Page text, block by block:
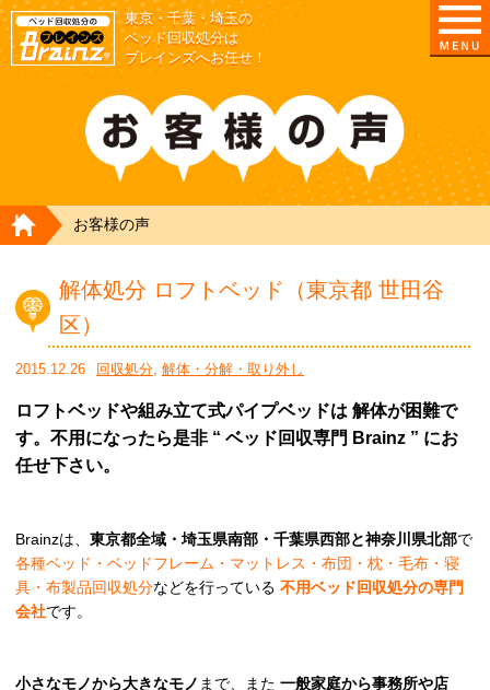
東京・千葉・埼玉の
ベッド回収処分は
ブレインズへお任せ！
HOME
お客様の声
解体処分 ロフトベッド（東京都 世田谷
区）
2015.12.26 回収処分, 解体・分解・取り外し
ロフトベッドや組み立て式パイプベッドは 解体が困難で
す。不用になったら是非 “ ベッド回収専門 Brainz ” にお
任せ下さい。
Brainzは、 東京都全域・埼玉県南部・千葉県西部と神奈川県北部で
各種ベッド・ベッドフレーム・マットレス・布団・枕・毛布・寝
具・布製品回収処分などを行っている 不用ベッド回収処分の専門
会社です。
小さなモノから大きなモノ まで、また 一般家庭から事務所や店